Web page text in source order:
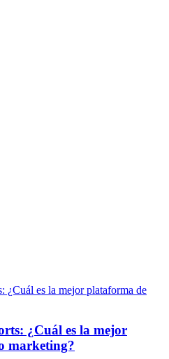
¿Cuál es la mejor
marketing?